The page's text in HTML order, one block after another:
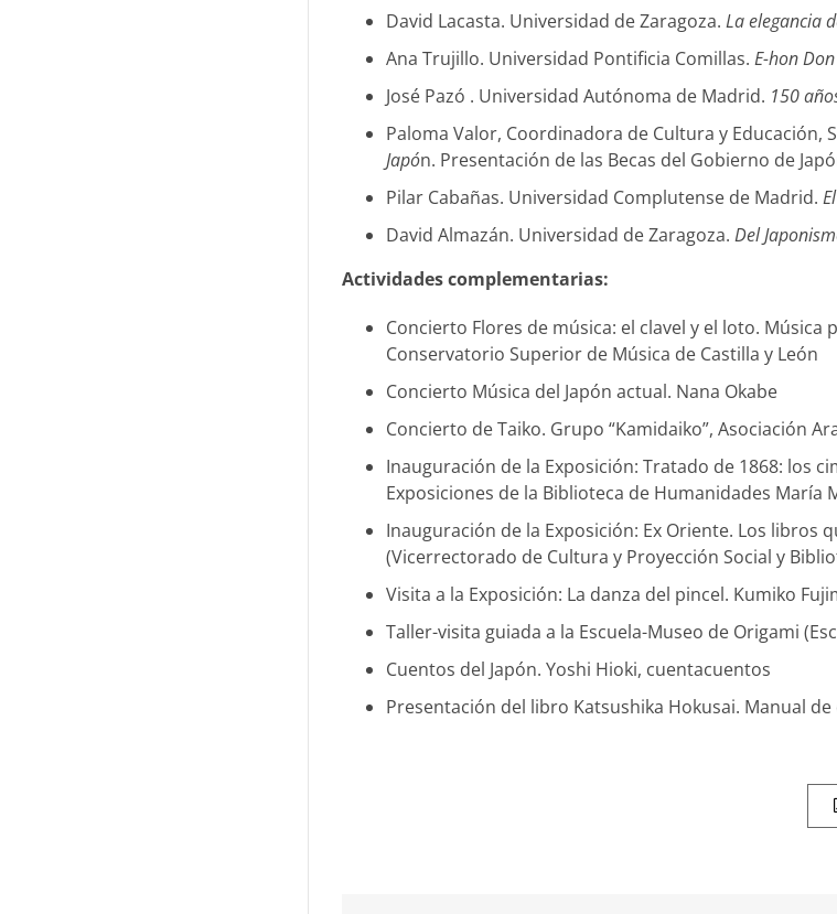
David Lacasta. Universidad de Zaragoza. La elegancia
Ana Trujillo. Universidad Pontificia Comillas. E-hon
José Pazó . Universidad Autónoma de Madrid. 150
Paloma Valor, Coordinadora de Cultura y Educación,
Japón. Presentación de las Becas del Gobierno de
Pilar Cabañas. Universidad Complutense de Madrid.
David Almazán. Universidad de Zaragoza. Del
Actividades complementarias:
Concierto Flores de música: el clavel y el loto. Música
Conservatorio Superior de Música de Castilla y León
Concierto Música del Japón actual. Nana Okabe
Concierto de Taiko. Grupo “Kamidaiko”, Asociación
Inauguración de la Exposición: Tratado de 1868: los
Exposiciones de la Biblioteca de Humanidades María
Inauguración de la Exposición: Ex Oriente. Los
(Vicerrectorado de Cultura y Proyección Social y
Visita a la Exposición: La danza del pincel. Kumiko
Taller-visita guiada a la Escuela-Museo de Origami
Cuentos del Japón. Yoshi Hioki, cuentacuentos
Presentación del libro Katsushika Hokusai. Manual